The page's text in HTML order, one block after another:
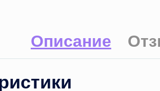
Описание